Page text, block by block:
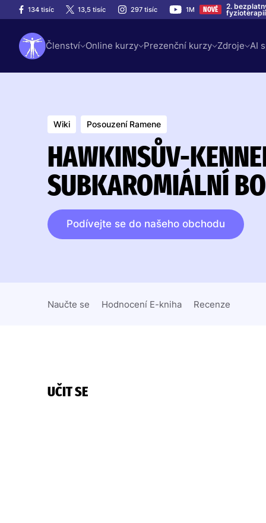
134 tisíc 13,5 tisíc 297 tisíc 1M NOVÉ 2.
fyzioterapii
Členství Online kurzy Prezenční kurzy Zdroje AI
Wiki Posouzení Ramene
HAWKINSŮV-
SUBKAROMIÁLNÍ
Podívejte se do našeho obchodu
Naučte se Hodnocení E-kniha Recenze
UČIT SE